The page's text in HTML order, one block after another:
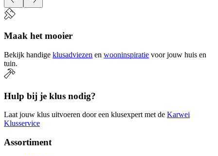
Maak het mooier
Bekijk handige klusadviezen en wooninspiratie voor jouw huis en
tuin.
Hulp bij je klus nodig?
Laat jouw klus uitvoeren door een klusexpert met de Karwei
Klusservice
Assortiment